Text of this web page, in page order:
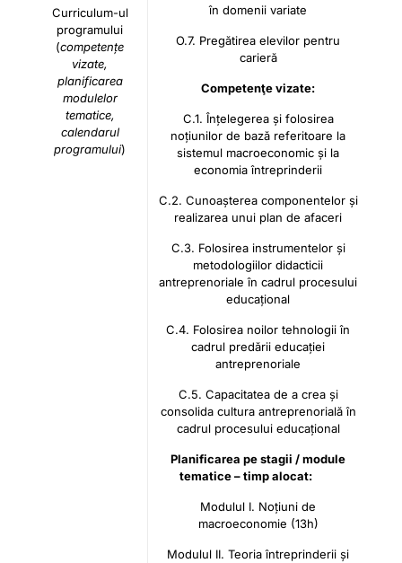
Curriculum-ul
programului
(competențe
vizate,
planificarea
modulelor
tematice,
calendarul
programului)
în domenii variate
O.7. Pregătirea elevilor pentru
carieră
Competenţe vizate:
C.1. Înțelegerea și folosirea
noțiunilor de bază referitoare la
sistemul macroeconomic și la
economia întreprinderii
C.2. Cunoașterea componentelor și
realizarea unui plan de afaceri
C.3. Folosirea instrumentelor și
metodologiilor didacticii
antreprenoriale în cadrul procesului
educațional
C.4. Folosirea noilor tehnologii în
cadrul predării educației
antreprenoriale
C.5. Capacitatea de a crea și
consolida cultura antreprenorială în
cadrul procesului educațional
Planificarea pe stagii / module
tematice – timp alocat:
Modulul I. Noțiuni de
macroeconomie (13h)
Modulul II. Teoria întreprinderii și